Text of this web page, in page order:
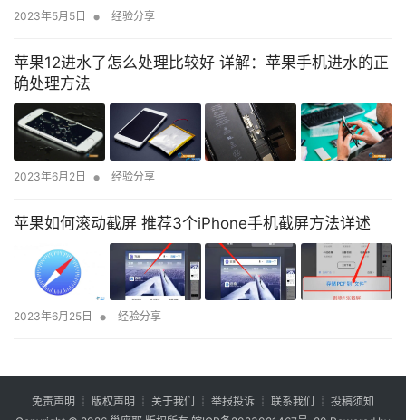
2023年5月5日 • 经验分享
苹果12进水了怎么处理比较好 详解：苹果手机进水的正
确处理方法
2023年6月2日 • 经验分享
苹果如何滚动截屏 推荐3个iPhone手机截屏方法详述
2023年6月25日 • 经验分享
免责声明 ┊ 版权声明 ┊ 关于我们 ┊ 举报投诉 ┊ 联系我们 ┊ 投稿须知